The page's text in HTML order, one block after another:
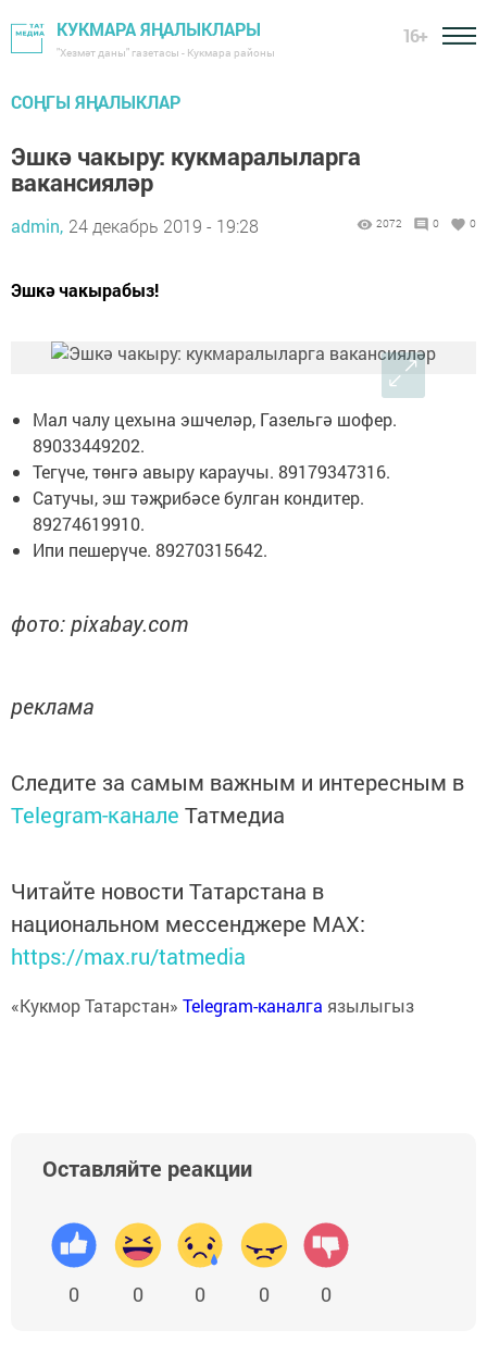
КУКМАРА ЯҢАЛЫКЛАРЫ
"Хезмәт даны" газетасы - Кукмара районы
16+
СОҢГЫ ЯҢАЛЫКЛАР
Эшкә чакыру: кукмаралыларга
вакансияләр
admin, 24 декабрь 2019 - 19:28 2072 0 0
Эшкә чакырабыз!
Мал чалу цехына эшчеләр, Газельгә шофер.
89033449202.
Тегүче, төнгә авыру караучы. 89179347316.
Сатучы, эш тәҗрибәсе булган кондитер.
89274619910.
Ипи пешерүче. 89270315642.
фото: pixabay.com
реклама
Следите за самым важным и интересным в
Telegram-канале Татмедиа
Читайте новости Татарстана в
национальном мессенджере MАХ:
https://max.ru/tatmedia
«Кукмор Татарстан» Telegram-каналга язылыгыз
Оставляйте реакции
0 0 0 0 0